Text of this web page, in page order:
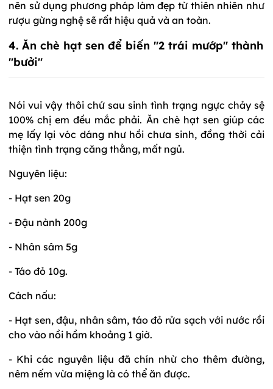
nên sử dụng phương pháp làm đẹp từ thiên nhiên như
rượu gừng nghệ sẽ rất hiệu quả và an toàn.
4. Ăn chè hạt sen để biến "2 trái mướp" thành
"bưởi"
Nói vui vậy thôi chứ sau sinh tình trạng ngực chảy sệ
100% chị em đều mắc phải. Ăn chè hạt sen giúp các
mẹ lấy lại vóc dáng như hồi chưa sinh, đồng thời cải
thiện tình trạng căng thằng, mất ngủ.
Nguyên liệu:
- Hạt sen 20g
- Đậu nành 200g
- Nhân sâm 5g
- Táo đỏ 10g.
Cách nấu:
- Hạt sen, đậu, nhân sâm, táo đỏ rửa sạch với nước rồi
cho vào nồi hầm khoảng 1 giờ.
- Khi các nguyên liệu đã chín nhừ cho thêm đường,
nêm nếm vừa miệng là có thể ăn được.